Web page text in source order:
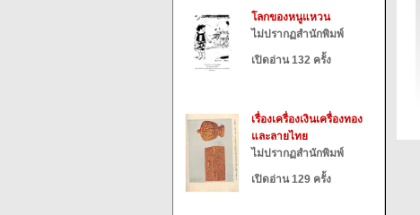
โลกของหนูแหวน
ไม่ปรากฏสำนักพิมพ์
เปิดอ่าน 132 ครั้ง
เรื่องเครื่องเงินเครื่องทอง
และลายไทย
ไม่ปรากฏสำนักพิมพ์
เปิดอ่าน 129 ครั้ง